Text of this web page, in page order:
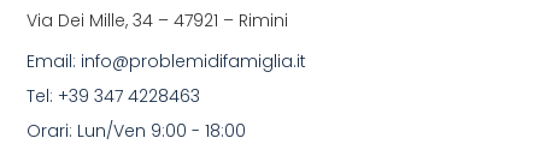
Via Dei Mille, 34 – 47921 – Rimini
Email: info@problemidifamiglia.it
Tel: +39 347 4228463
Orari: Lun/Ven 9:00 - 18:00